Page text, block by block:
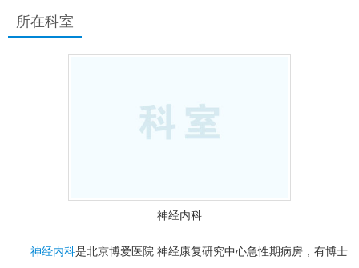
所在科室
神经内科
神经内科是北京博爱医院 神经康复研究中心急性期病房，有博士